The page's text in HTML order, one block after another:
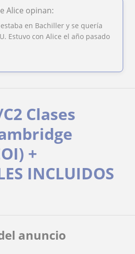
Alice opinan:
en Bachiller y se quería
Estuvo con Alice el año pasado
Clases
+
INCLUIDOS
anuncio